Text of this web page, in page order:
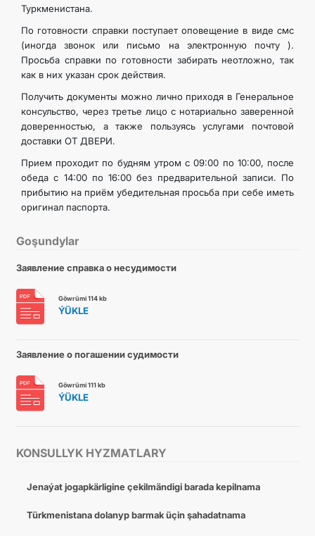
KONSULLYK HYZMATLARY
Jenaýat jogapkärligine çekilmändigi barada kepilnama
Türkmenistana dolanyp barmak üçin şahadatnama
Туркменистана.
По готовности справки поступает оповещение в виде смс
(иногда звонок или письмо на электронную почту ).
Просьба справки по готовности забирать неотложно, так
как в них указан срок действия.
Получить документы можно лично приходя в Генеральное
консульство, через третье лицо с нотариально заверенной
доверенностью, а также пользуясь услугами почтовой
доставки ОТ ДВЕРИ.
Прием проходит по будням утром с 09:00 по 10:00, после
обеда с 14:00 по 16:00 без предварительной записи. По
прибытию на приём убедительная просьба при себе иметь
оригинал паспорта.
Goşundylar
Заявление справка о несудимости
Göwrümi 114 kb
ÝÜKLE
Заявление о погашении судимости
Göwrümi 111 kb
ÝÜKLE